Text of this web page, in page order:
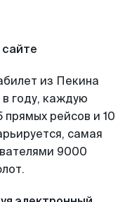
из Пекина
году, каждую
рейсов и 10
самая
9000